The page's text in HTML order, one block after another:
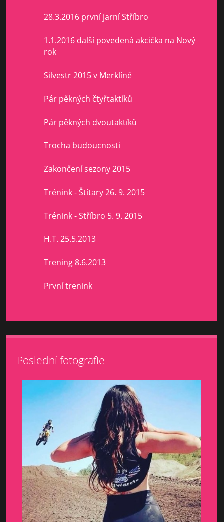
28.3.2016 první jarní Stříbro
1.1.2016 další povedená akcička na Nový
rok
Silvestr 2015 v Merklíně
Pár pěkných čtyřtaktíků
Pár pěkných dvoutaktíků
Trocha budoucnosti
Zakončení sezony 2015
Trénink - Štítary 26. 9. 2015
Trénink - Stříbro 5. 9. 2015
H.T. 25.5.2013
Trening 8.6.2013
První trenink
Poslední fotografie